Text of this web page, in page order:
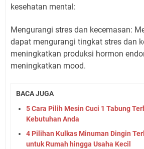
kesehatan mental:
Mengurangi stres dan kecemasan:
dapat mengurangi tingkat stres dan
meningkatkan produksi hormon
meningkatkan mood.
BACA JUGA
5 Cara Pilih Mesin Cuci 1 Tabung
Kebutuhan Anda
4 Pilihan Kulkas Minuman Dingin
untuk Rumah hingga Usaha Kecil